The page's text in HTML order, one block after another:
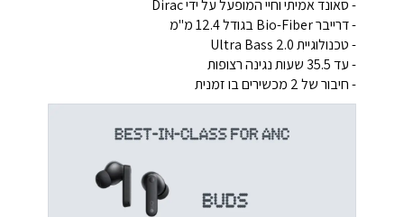
- סאונד אמיתי וחיי המופעל על ידי Dirac
- דרייבר Bio-Fiber בגודל 12.4 מ"מ
- טכנולוגיית Ultra Bass 2.0
- עד 35.5 שעות נגינה רצופות
- חיבור של 2 מכשירים בו זמנית